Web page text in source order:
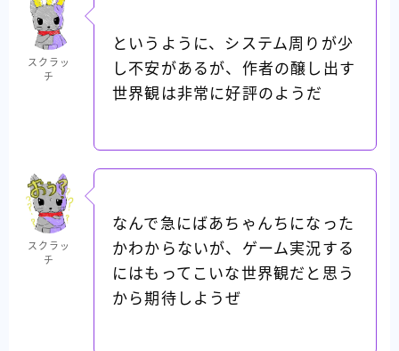
スクラッ
チ
というように、システム周りが少
し不安があるが、作者の醸し出す
世界観は非常に好評のようだ
スクラッ
チ
なんで急にばあちゃんちになった
かわからないが、ゲーム実況する
にはもってこいな世界観だと思う
から期待しようぜ